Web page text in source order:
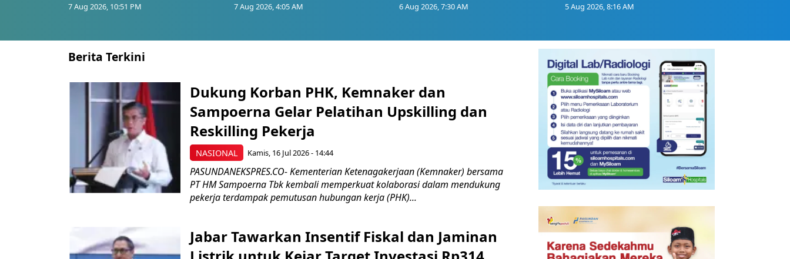
7 Aug 2026, 10:51 PM 7 Aug 2026, 4:05 AM 6 Aug 2026, 7:30 AM 5 Aug 2026, 8:16 AM
Berita Terkini
NASIONAL
Dukung Korban PHK, Kemnaker dan
Sampoerna Gelar Pelatihan Upskilling dan
Reskilling Pekerja
Kamis, 16 Jul 2026 - 14:44
PASUNDANEKSPRES.CO- Kementerian Ketenagakerjaan (Kemnaker) bersama
PT HM Sampoerna Tbk kembali memperkuat kolaborasi dalam mendukung
pekerja terdampak pemutusan hubungan kerja (PHK)...
Jabar Tawarkan Insentif Fiskal dan Jaminan